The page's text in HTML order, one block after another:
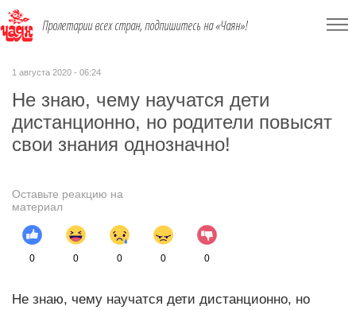
Пролетарии всех стран, подпишитесь на «Чаян»!
1 августа 2020 - 06:24
Не знаю, чему научатся дети
дистанционно, но родители повысят
свои знания однозначно!
Оставьте реакцию на
материал
0 0 0 0 0
Не знаю, чему научатся дети дистанционно, но